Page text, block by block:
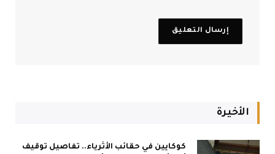
الأخيرة
كوكايين في حقائب الأثرياء.. تفاصيل توقيف